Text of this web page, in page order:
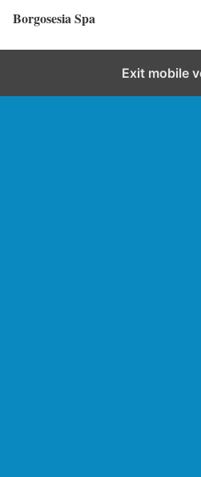
Borgosesia Spa
Exit mobile